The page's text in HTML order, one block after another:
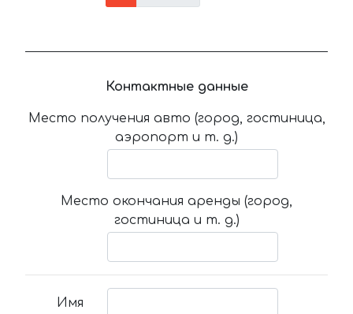
Контактные данные
Место получения авто (город, гостиница,
аэропорт и т. д.)
Место окончания аренды (город,
гостиница и т. д.)
Имя